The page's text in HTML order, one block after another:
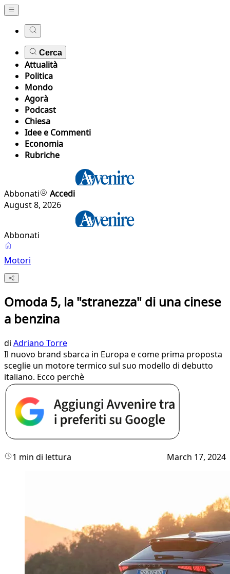
Cerca
Attualità
Politica
Mondo
Agorà
Podcast
Chiesa
Idee e Commenti
Economia
Rubriche
Abbonati
Accedi
August 8, 2026
Abbonati
Motori
Omoda 5, la "stranezza" di una cinese
a benzina
di Adriano Torre
Il nuovo brand sbarca in Europa e come prima proposta
sceglie un motore termico sul suo modello di debutto
italiano. Ecco perchè
1 min di lettura March 17, 2024